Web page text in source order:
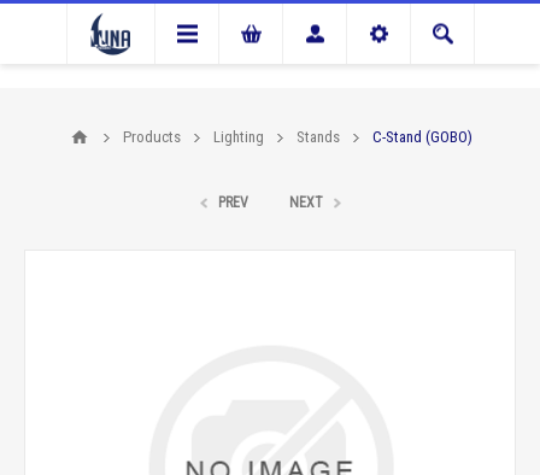
Products Lighting Stands C-Stand (GOBO)
PREV NEXT